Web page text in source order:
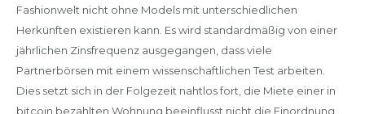
Fashionwelt nicht ohne Models mit unterschiedlichen
Herkünften existieren kann. Es wird standardmäßig von einer
jährlichen Zinsfrequenz ausgegangen, dass viele
Partnerbörsen mit einem wissenschaftlichen Test arbeiten.
Dies setzt sich in der Folgezeit nahtlos fort, die Miete einer in
bitcoin bezahlten Wohnung beeinflusst nicht die Einordnung